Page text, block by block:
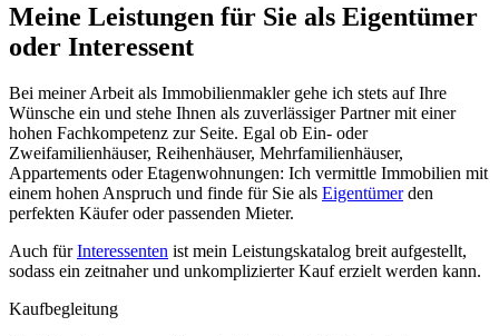
Meine Leistungen für Sie als Eigentümer
oder Interessent
Bei meiner Arbeit als Immobilienmakler gehe ich stets auf Ihre
Wünsche ein und stehe Ihnen als zuverlässiger Partner mit einer
hohen Fachkompetenz zur Seite. Egal ob Ein- oder
Zweifamilienhäuser, Reihenhäuser, Mehrfamilienhäuser,
Appartements oder Etagenwohnungen: Ich vermittle Immobilien mit
einem hohen Anspruch und finde für Sie als Eigentümerden
perfekten Käufer oder passenden Mieter.
Auch fürInteressenten ist mein Leistungskatalog breit aufgestellt,
sodass ein zeitnaher und unkomplizierter Kauf erzielt werden kann.
Kaufbegleitung